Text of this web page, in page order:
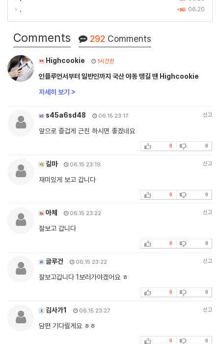
+165 06.20
.
Comments 292 Comments
Highcookie 1시간전
인플루언서부터 일반인까지 국산 야동 땡길 땐 Highcookie
자세히 보기 >
s45a6sd48 06.15 23:17 신고
앞으로 즐겁게 근친 하시면 좋겠네요
0 0
길마 06.15 23:19 신고
재미있게 보고 갑니다
0 0
아체 06.15 23:22 신고
잘보고 갑니다
0 0
글루건 06.15 23:22 신고
잘보고갑니다 1보러가야겠어요 ㅎ
0 0
김사가1 06.15 23:27 신고
담편 기다릴게요 ㅎㅎ
0 0